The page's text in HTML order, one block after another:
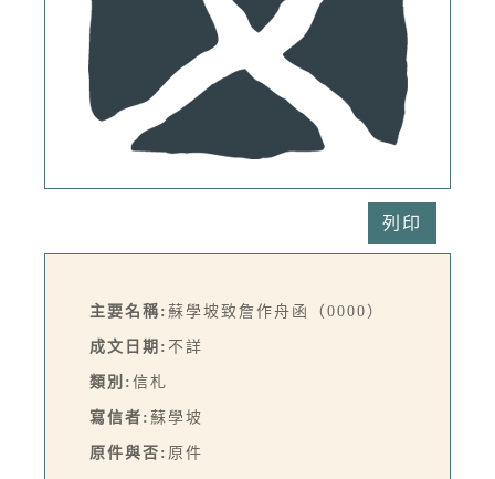
列印
主要名稱: 蘇學坡致詹作舟函（0000）
成文日期: 不詳
類別: 信札
寫信者: 蘇學坡
原件與否: 原件